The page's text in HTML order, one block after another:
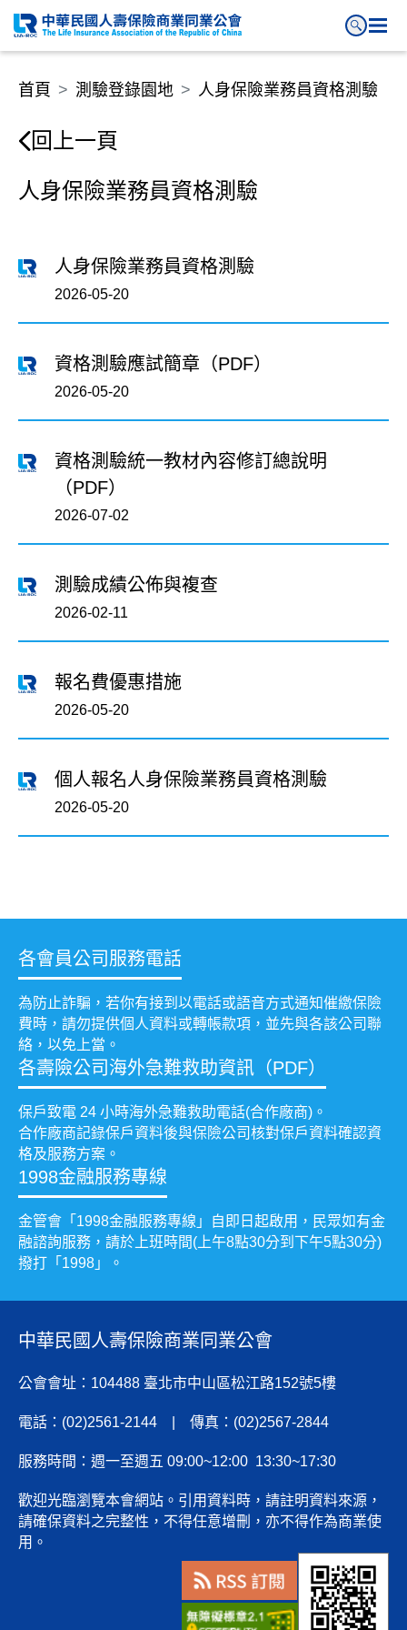
首頁 測驗登錄園地 人身保險業務員資格測驗
回上一頁
人身保險業務員資格測驗
人身保險業務員資格測驗
2026-05-20
資格測驗應試簡章（PDF）
2026-05-20
資格測驗統一教材內容修訂總說明
（PDF）
2026-07-02
測驗成績公佈與複查
2026-02-11
報名費優惠措施
2026-05-20
個人報名人身保險業務員資格測驗
2026-05-20
各會員公司服務電話
為防止詐騙，若你有接到以電話或語音方式通知催繳保險
費時，請勿提供個人資料或轉帳款項，並先與各該公司聯
絡，以免上當。
各壽險公司海外急難救助資訊（PDF）
保戶致電 24 小時海外急難救助電話(合作廠商)。
合作廠商記錄保戶資料後與保險公司核對保戶資料確認資
格及服務方案。
1998金融服務專線
金管會「1998金融服務專線」自即日起啟用，民眾如有金
融諮詢服務，請於上班時間(上午8點30分到下午5點30分)
撥打「1998」。
中華民國人壽保險商業同業公會
公會會址：104488 臺北市中山區松江路152號5樓
電話：(02)2561-2144 | 傳真：(02)2567-2844
服務時間：週一至週五 09:00~12:00 13:30~17:30
歡迎光臨瀏覽本會網站。引用資料時，請註明資料來源，
請確保資料之完整性，不得任意增刪，亦不得作為商業使
用。